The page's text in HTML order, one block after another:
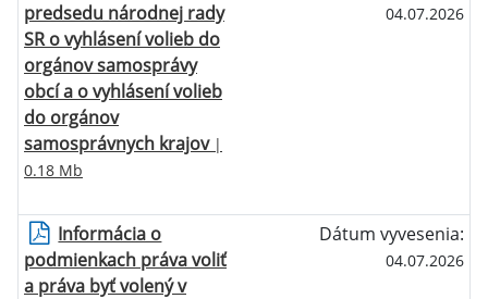
predsedu národnej rady
SR o vyhlásení volieb do
orgánov samosprávy
obcí a o vyhlásení volieb
do orgánov
samosprávnych krajov|
0.18 Mb
04.07.2026
Informácia o
podmienkach práva voliť
a práva byť volený v
Dátum vyvesenia:
04.07.2026